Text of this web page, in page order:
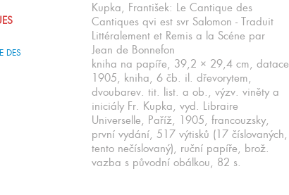
Kupka, František: Le Cantique des
Cantiques qvi est svr Salomon - Traduit
Littéralement et Remis a la Scéne par
Jean de Bonnefon
kniha na papíře, 39,2 × 29,4 cm, datace
1905, kniha, 6 čb. il. dřevorytem,
dvoubarev. tit. list. a ob., výzv. viněty a
iniciály Fr. Kupka, vyd. Libraire
Universelle, Paříž, 1905, francouzsky,
první vydání, 517 výtisků (17 číslovaných,
tento nečíslovaný), ruční papíře, brož.
vazba s původní obálkou, 82 s.